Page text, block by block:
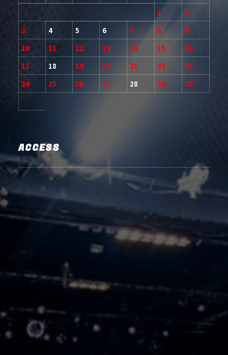
1
2
3
4 5 6 7 8
9
10
11 12 13 14 15
16
17
18 19 20 21 22
23
24
25 26 27 28 29 30
ACCESS